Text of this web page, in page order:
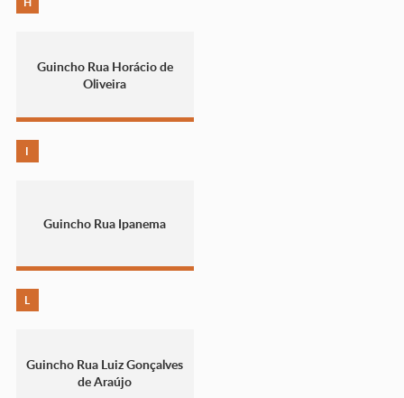
Guincho Rua Horácio de
Oliveira
I
Guincho Rua Ipanema
L
Guincho Rua Luiz Gonçalves
de Araújo